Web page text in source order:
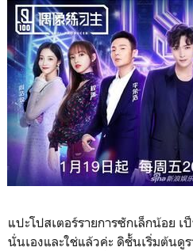
แปะโปสเตอร์รายการซักเล็กน้อย เ
นั่นเองและใช่แล้วค่ะ ดิชั้นเริ่มต้นดู